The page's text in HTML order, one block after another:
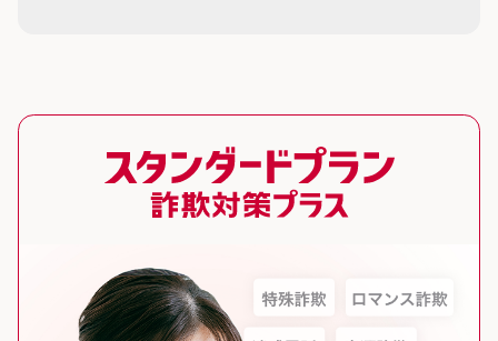
スタンダードプラン 詐欺